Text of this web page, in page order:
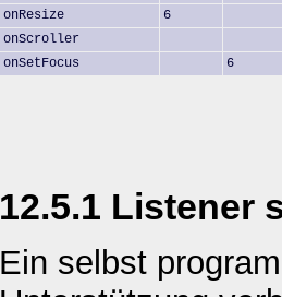
onResize
6
onScroller
onSetFocus
6
12.5.1 Listener
Ein selbst